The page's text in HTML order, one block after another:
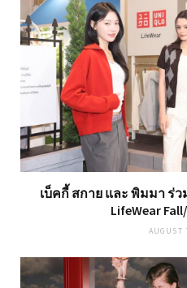
เบ็คกี้ สกาย และ พิมมา ร่
LifeWear
AUGUST